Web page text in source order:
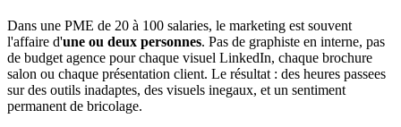
Dans une PME de 20 à 100 salaries, le marketing est souvent
l'affaire d'une ou deux personnes. Pas de graphiste en interne, pas
de budget agence pour chaque visuel LinkedIn, chaque brochure
salon ou chaque présentation client. Le résultat : des heures passees
sur des outils inadaptes, des visuels inegaux, et un sentiment
permanent de bricolage.